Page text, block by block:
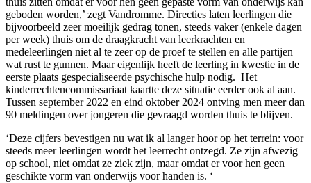
geboden worden,’ zegt Vandromme. Directies laten leerlingen die
bijvoorbeeld zeer moeilijk gedrag tonen, steeds vaker (enkele dagen
per week) thuis om de draagkracht van leerkrachten en
medeleerlingen niet al te zeer op de proef te stellen en alle partijen
wat rust te gunnen. Maar eigenlijk heeft de leerling in kwestie in de
eerste plaats gespecialiseerde psychische hulp nodig. Het
kinderrechtencommissariaat kaartte deze situatie eerder ook al aan.
Tussen september 2022 en eind oktober 2024 ontving men meer dan
90 meldingen over jongeren die gevraagd worden thuis te blijven.
‘Deze cijfers bevestigen nu wat ik al langer hoor op het terrein: voor
steeds meer leerlingen wordt het leerrecht ontzegd. Ze zijn afwezig
op school, niet omdat ze ziek zijn, maar omdat er voor hen geen
geschikte vorm van onderwijs voor handen is. ‘